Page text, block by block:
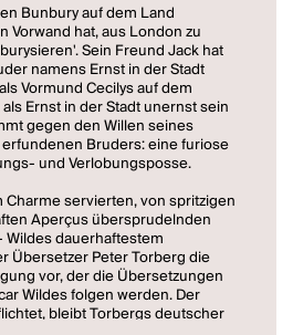
Bunbury auf dem Land
Vorwand hat, aus London zu
Sein Freund Jack hat
namens Ernst in der Stadt
Vormund Cecilys auf dem
Ernst in der Stadt unernst sein
gegen den Willen seines
Bruders: eine furiose
und Verlobungsposse.
servierten, von spritzigen
Aperçus übersprudelnden
dauerhaftestem
Übersetzer Peter Torberg die
vor, der die Übersetzungen
Wildes folgen werden. Der
bleibt Torbergs deutscher